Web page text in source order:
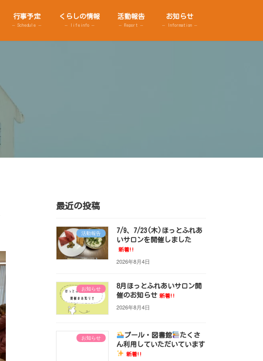
行事予定
– Schedule –
くらしの情報
– lifeinfo –
活動報告
– Report –
お知らせ
– Information –
最近の投稿
活動報告
7/9、7/23(木)ほっとふれあ
いサロンを開催しました
新着!!
2026年8月4日
お知らせ
8月ほっとふれあいサロン開
催のお知らせ 新着!!
2026年8月4日
お知らせ プール・図書館
たくさ
ん利用していただいています
新着!!